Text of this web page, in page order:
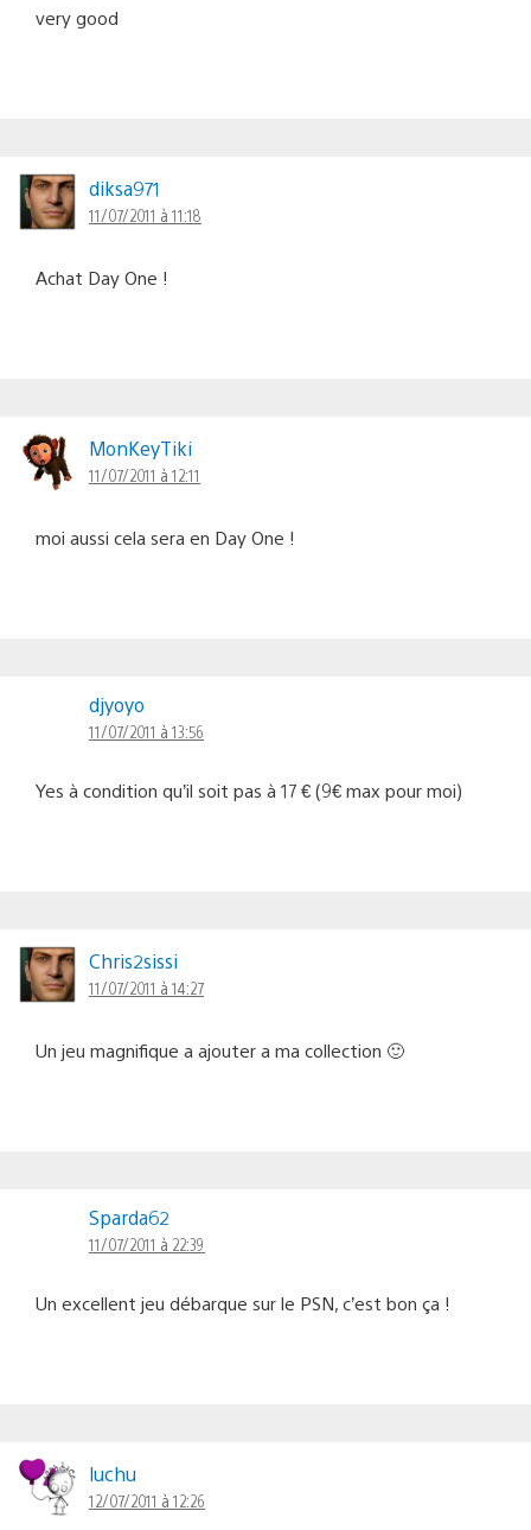
very good
diksa971
11/07/2011 à 11:18
Achat Day One !
MonKeyTiki
11/07/2011 à 12:11
moi aussi cela sera en Day One !
djyoyo
11/07/2011 à 13:56
Yes à condition qu’il soit pas à 17 € (9€ max pour moi)
Chris2sissi
11/07/2011 à 14:27
Un jeu magnifique a ajouter a ma collection 🙂
Sparda62
11/07/2011 à 22:39
Un excellent jeu débarque sur le PSN, c’est bon ça !
luchu
12/07/2011 à 12:26